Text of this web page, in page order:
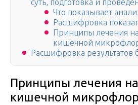
суть, подготовка и
Что показывает
Расшифровка
Принципы лечения
кишечной
Расшифровка результатов
Принципы лечения
кишечной